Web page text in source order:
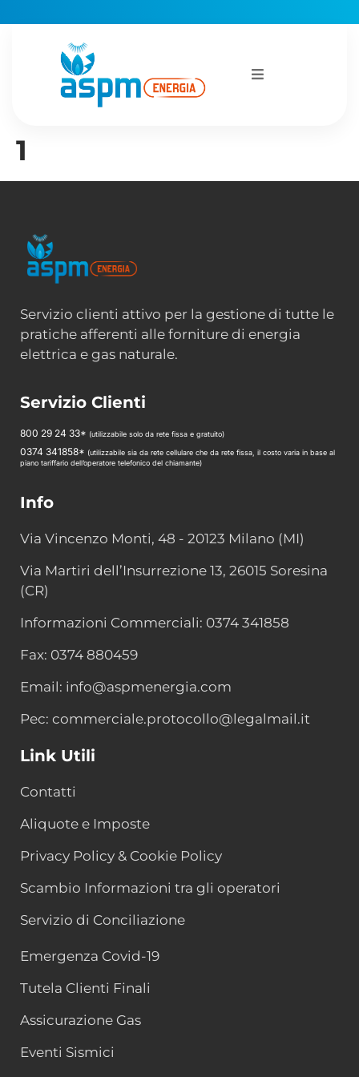
1
Servizio clienti attivo per la gestione di tutte le
pratiche afferenti alle forniture di energia
elettrica e gas naturale.
Servizio Clienti
800 29 24 33* (utilizzabile solo da rete fissa e gratuito)
0374 341858* (utilizzabile sia da rete cellulare che da rete fissa, il costo varia in base al
piano tariffario dell’operatore telefonico del chiamante)
Info
Via Vincenzo Monti, 48 - 20123 Milano (MI)
Via Martiri dell’Insurrezione 13, 26015 Soresina
(CR)
Informazioni Commerciali: 0374 341858
Fax: 0374 880459
Email: info@aspmenergia.com
Pec: commerciale.protocollo@legalmail.it
Link Utili
Contatti
Aliquote e Imposte
Privacy Policy & Cookie Policy
Scambio Informazioni tra gli operatori
Servizio di Conciliazione
Emergenza Covid-19
Tutela Clienti Finali
Assicurazione Gas
Eventi Sismici